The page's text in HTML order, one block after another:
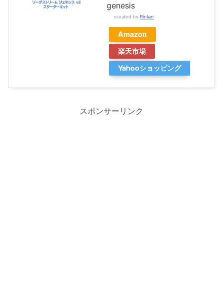
genesis
created by Rinker
Amazon
楽天市場
Yahooショッピング
スポンサーリンク